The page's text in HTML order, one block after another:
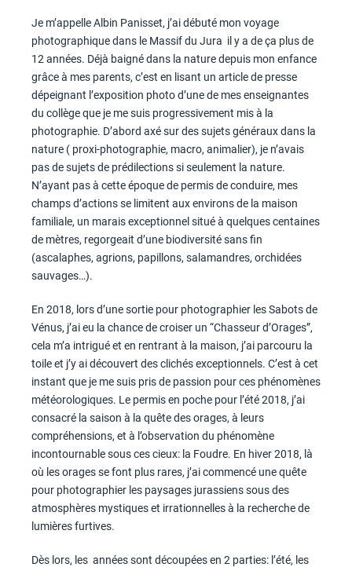
Je m’appelle Albin Panisset, j’ai débuté mon voyage
photographique dans le Massif du Jura il y a de ça plus de
12 années. Déjà baigné dans la nature depuis mon enfance
grâce à mes parents, c’est en lisant un article de presse
dépeignant l’exposition photo d’une de mes enseignantes
du collège que je me suis progressivement mis à la
photographie. D’abord axé sur des sujets généraux dans la
nature ( proxi-photographie, macro, animalier), je n’avais
pas de sujets de prédilections si seulement la nature.
N’ayant pas à cette époque de permis de conduire, mes
champs d’actions se limitent aux environs de la maison
familiale, un marais exceptionnel situé à quelques centaines
de mètres, regorgeait d’une biodiversité sans fin
(ascalaphes, agrions, papillons, salamandres, orchidées
sauvages…).
En 2018, lors d’une sortie pour photographier les Sabots de
Vénus, j’ai eu la chance de croiser un “Chasseur d’Orages”,
cela m’a intrigué et en rentrant à la maison, j’ai parcouru la
toile et j’y ai découvert des clichés exceptionnels. C’est à cet
instant que je me suis pris de passion pour ces phénomènes
météorologiques. Le permis en poche pour l’été 2018, j’ai
consacré la saison à la quête des orages, à leurs
compréhensions, et à l’observation du phénomène
incontournable sous ces cieux: la Foudre. En hiver 2018, là
où les orages se font plus rares, j’ai commencé une quête
pour photographier les paysages jurassiens sous des
atmosphères mystiques et irrationnelles à la recherche de
lumières furtives.
Dès lors, les années sont découpées en 2 parties: l’été, les